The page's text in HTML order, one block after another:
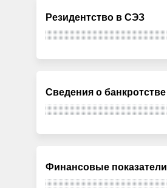
Резидентство в СЭЗ
Сведения о банкротстве
Финансовые показатели